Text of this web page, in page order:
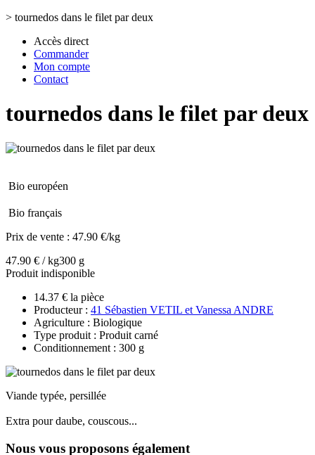
> tournedos dans le filet par deux
Accès direct
Commander
Mon compte
Contact
tournedos dans le filet par deux
Bio européen
Bio français
Prix de vente : 47.90 €/kg
47.90 € / kg300 g
Produit indisponible
14.37 € la pièce
Producteur : 41 Sébastien VETIL et Vanessa ANDRE
Agriculture : Biologique
Type produit : Produit carné
Conditionnement : 300 g
Viande typée, persillée
Extra pour daube, couscous...
Nous vous proposons également